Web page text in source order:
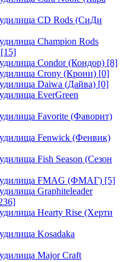
CD Rods (СиДи
Champion Rods
[15]
Condor (Кондор) [8]
Crony (Крони) [0]
Daiwa (Дайва) [0]
EverGreen
Favorite (Фаворит)
Fenwick (Фенвик)
Fish Season (Сезон
FMAG (ФМАГ) [5]
Graphiteleader
Hearty Rise (Херти
Kosadaka
Major Craft